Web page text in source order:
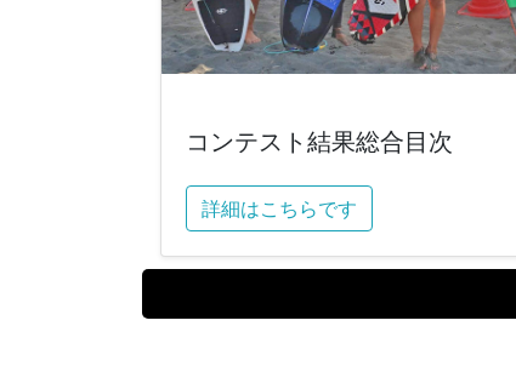
コンテスト結果総合目次
詳細はこちらです